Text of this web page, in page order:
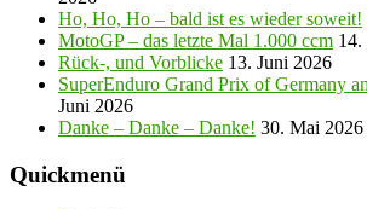
Ho, Ho, Ho – bald ist es wieder soweit!
MotoGP – das letzte Mal 1.000 ccm 14.
Rück-, und Vorblicke 13. Juni 2026
SuperEnduro Grand Prix of Germany
Juni 2026
Danke – Danke – Danke! 30. Mai 2026
Quickmenü